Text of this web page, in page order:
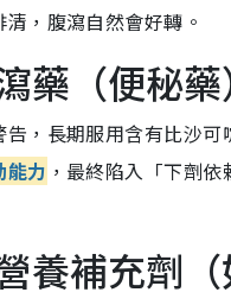
，腹瀉自然會好轉。
藥（便秘
，長期服用含有比沙
能力 ，最終陷入「下劑
養補充劑（